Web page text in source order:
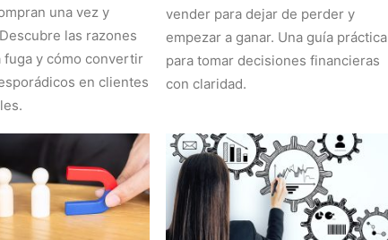
una vez y
las razones
fuga y cómo convertir
en clientes
vender para dejar de perder y
empezar a ganar. Una guía práctica
para tomar decisiones financieras
con claridad.